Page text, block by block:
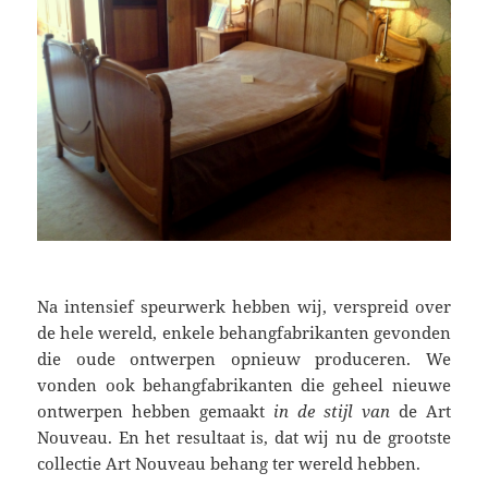
Na intensief speurwerk hebben wij, verspreid over
de hele wereld, enkele behangfabrikanten gevonden
die oude ontwerpen opnieuw produceren. We
vonden ook behangfabrikanten die geheel nieuwe
ontwerpen hebben gemaakt in de stijl vande Art
Nouveau. En het resultaat is, dat wij nu de grootste
collectie Art Nouveau behang ter wereld hebben.